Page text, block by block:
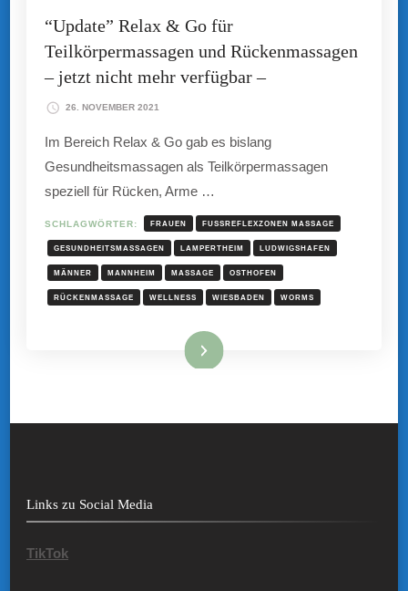
“Update” Relax & Go für
Teilkörpermassagen und Rückenmassagen
– jetzt nicht mehr verfügbar –
26. NOVEMBER 2021
Im Bereich Relax & Go gab es bislang
Gesundheitsmassagen als Teilkörpermassagen
speziell für Rücken, Arme …
SCHLAGWÖRTER: FRAUEN FUSSREFLEXZONEN MASSAGE
GESUNDHEITSMASSAGEN LAMPERTHEIM LUDWIGSHAFEN
MÄNNER MANNHEIM MASSAGE OSTHOFEN
RÜCKENMASSAGE WELLNESS WIESBADEN WORMS
Mehr hier ...
Links zu Social Media
TikTok